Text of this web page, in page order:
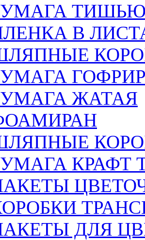
В
ЖАТАЯ
КРАФТ
ДЛЯ